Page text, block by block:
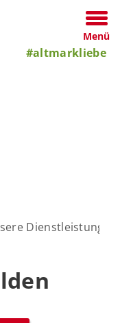
Menü
#altmarkliebe
Dienstleistungen